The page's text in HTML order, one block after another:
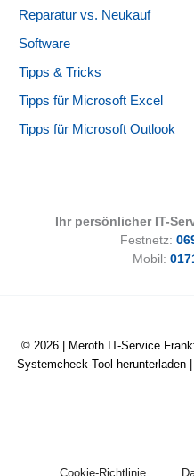
Reparatur vs. Neukauf
Software
Tipps & Tricks
Tipps für Microsoft Excel
Tipps für Microsoft Outlook
Ihr persönlicher IT-
Festnetz:
Mobil:
© 2026 | Meroth IT-Service
Systemcheck-Tool herunterladen
Cookie-Richtlinie